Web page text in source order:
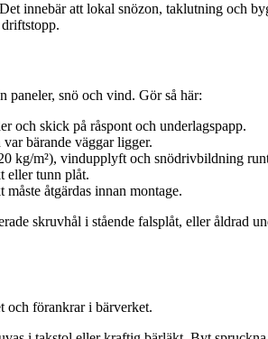
innebär att lokal snözon, taklutning och
paneler, snö och vind. Gör så här:
och skick på råspont och underlagspapp.
bärande väggar ligger.
kg/m²), vindupplyft och snödrivbildning
eller tunn plåt.
åtgärdas innan montage.
skruvhål i stående falsplåt, eller åldrad
och förankrar i bärverket.